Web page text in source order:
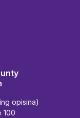
opisina)
100